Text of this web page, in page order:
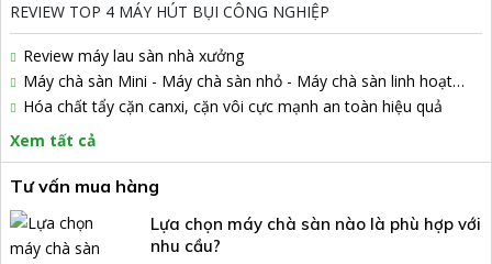
REVIEW TOP 4 MÁY HÚT BỤI CÔNG NGHIỆP
Review máy lau sàn nhà xưởng
Máy chà sàn Mini - Máy chà sàn nhỏ - Máy chà sàn linh hoạt
Artison
Hóa chất tẩy cặn canxi, cặn vôi cực mạnh an toàn hiệu quả
Xem tất cả
Tư vấn mua hàng
Lựa chọn máy chà sàn nào là phù hợp với
nhu cầu?